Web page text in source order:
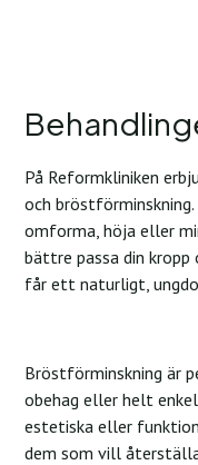
På Reformkliniken
och
omforma, höja eller
bättre passa din
får ett naturligt,
Bröstförminskning är
obehag eller helt
estetiska eller
dem som vill